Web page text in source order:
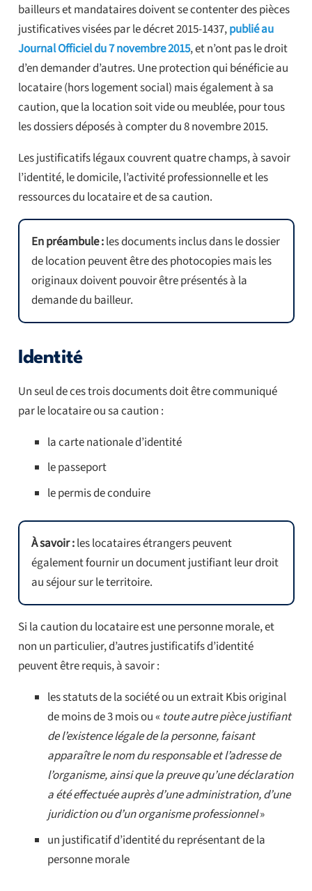
bailleurs et mandataires doivent se contenter des pièces
justificatives visées par le décret 2015-1437,publié au
Journal Officiel du 7 novembre 2015, et n’ont pas le droit
d’en demander d’autres. Une protection qui bénéficie au
locataire (hors logement social) mais également à sa
caution, que la location soit vide ou meublée, pour tous
les dossiers déposés à compter du 8 novembre 2015.
Les justificatifs légaux couvrent quatre champs, à savoir
l’identité, le domicile, l’activité professionnelle et les
ressources du locataire et de sa caution.
En préambule :les documents inclus dans le dossier
de location peuvent être des photocopies mais les
originaux doivent pouvoir être présentés à la
demande du bailleur.
Identité
Un seul de ces trois documents doit être communiqué
par le locataire ou sa caution :
la carte nationale d’identité
le passeport
le permis de conduire
À savoir :les locataires étrangers peuvent
également fournir un document justifiant leur droit
au séjour sur le territoire.
Si la caution du locataire est une personne morale, et
non un particulier, d’autres justificatifs d’identité
peuvent être requis, à savoir :
les statuts de la société ou un extrait Kbis original
de moins de 3 mois ou « toute autre pièce justifiant
de l’existence légale de la personne, faisant
apparaître le nom du responsable et l’adresse de
l’organisme, ainsi que la preuve qu’une déclaration
a été effectuée auprès d’une administration, d’une
juridiction ou d’un organisme professionnel»
un justificatif d’identité du représentant de la
personne morale